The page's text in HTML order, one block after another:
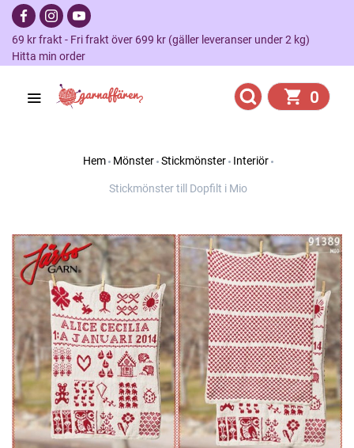
69 kr frakt - Fri frakt över 699 kr (gäller leveranser under 2 kg)
Hitta min order
0
Hem Mönster Stickmönster Interiör
Stickmönster till Dopfilt i Mio